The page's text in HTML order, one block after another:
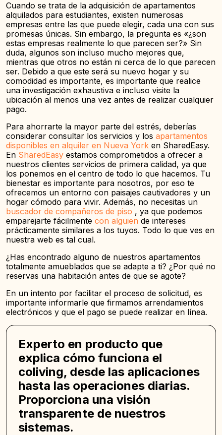
Cuando se trata de la adquisición de apartamentos
alquilados para estudiantes, existen numerosas
empresas entre las que puede elegir, cada una con sus
promesas únicas. Sin embargo, la pregunta es «¿son
estas empresas realmente lo que parecen ser?» Sin
duda, algunos son incluso mucho mejores que,
mientras que otros no están ni cerca de lo que parecen
ser. Debido a que este será su nuevo hogar y su
comodidad es importante, es importante que realice
una investigación exhaustiva e incluso visite la
ubicación al menos una vez antes de realizar cualquier
pago.
Para ahorrarte la mayor parte del estrés, deberías
considerar consultar los servicios y los apartamentos
disponibles en alquiler en Nueva York en SharedEasy.
En SharedEasy estamos comprometidos a ofrecer a
nuestros clientes servicios de primera calidad, ya que
los ponemos en el centro de todo lo que hacemos. Tu
bienestar es importante para nosotros, por eso te
ofrecemos un entorno con paisajes cautivadores y un
hogar cómodo para vivir. Además, no necesitas un
buscador de compañeros de piso , ya que podemos
emparejarte fácilmente con alguien de intereses
prácticamente similares a los tuyos. Todo lo que ves en
nuestra web es tal cual.
¿Has encontrado alguno de nuestros apartamentos
totalmente amueblados que se adapte a ti? ¿Por qué no
reservas una habitación antes de que se agote?
En un intento por facilitar el proceso de solicitud, es
importante informarle que firmamos arrendamientos
electrónicos y que el pago se puede realizar en línea.
Experto en producto que
explica cómo funciona el
coliving, desde las aplicaciones
hasta las operaciones diarias.
Proporciona una visión
transparente de nuestros
sistemas.